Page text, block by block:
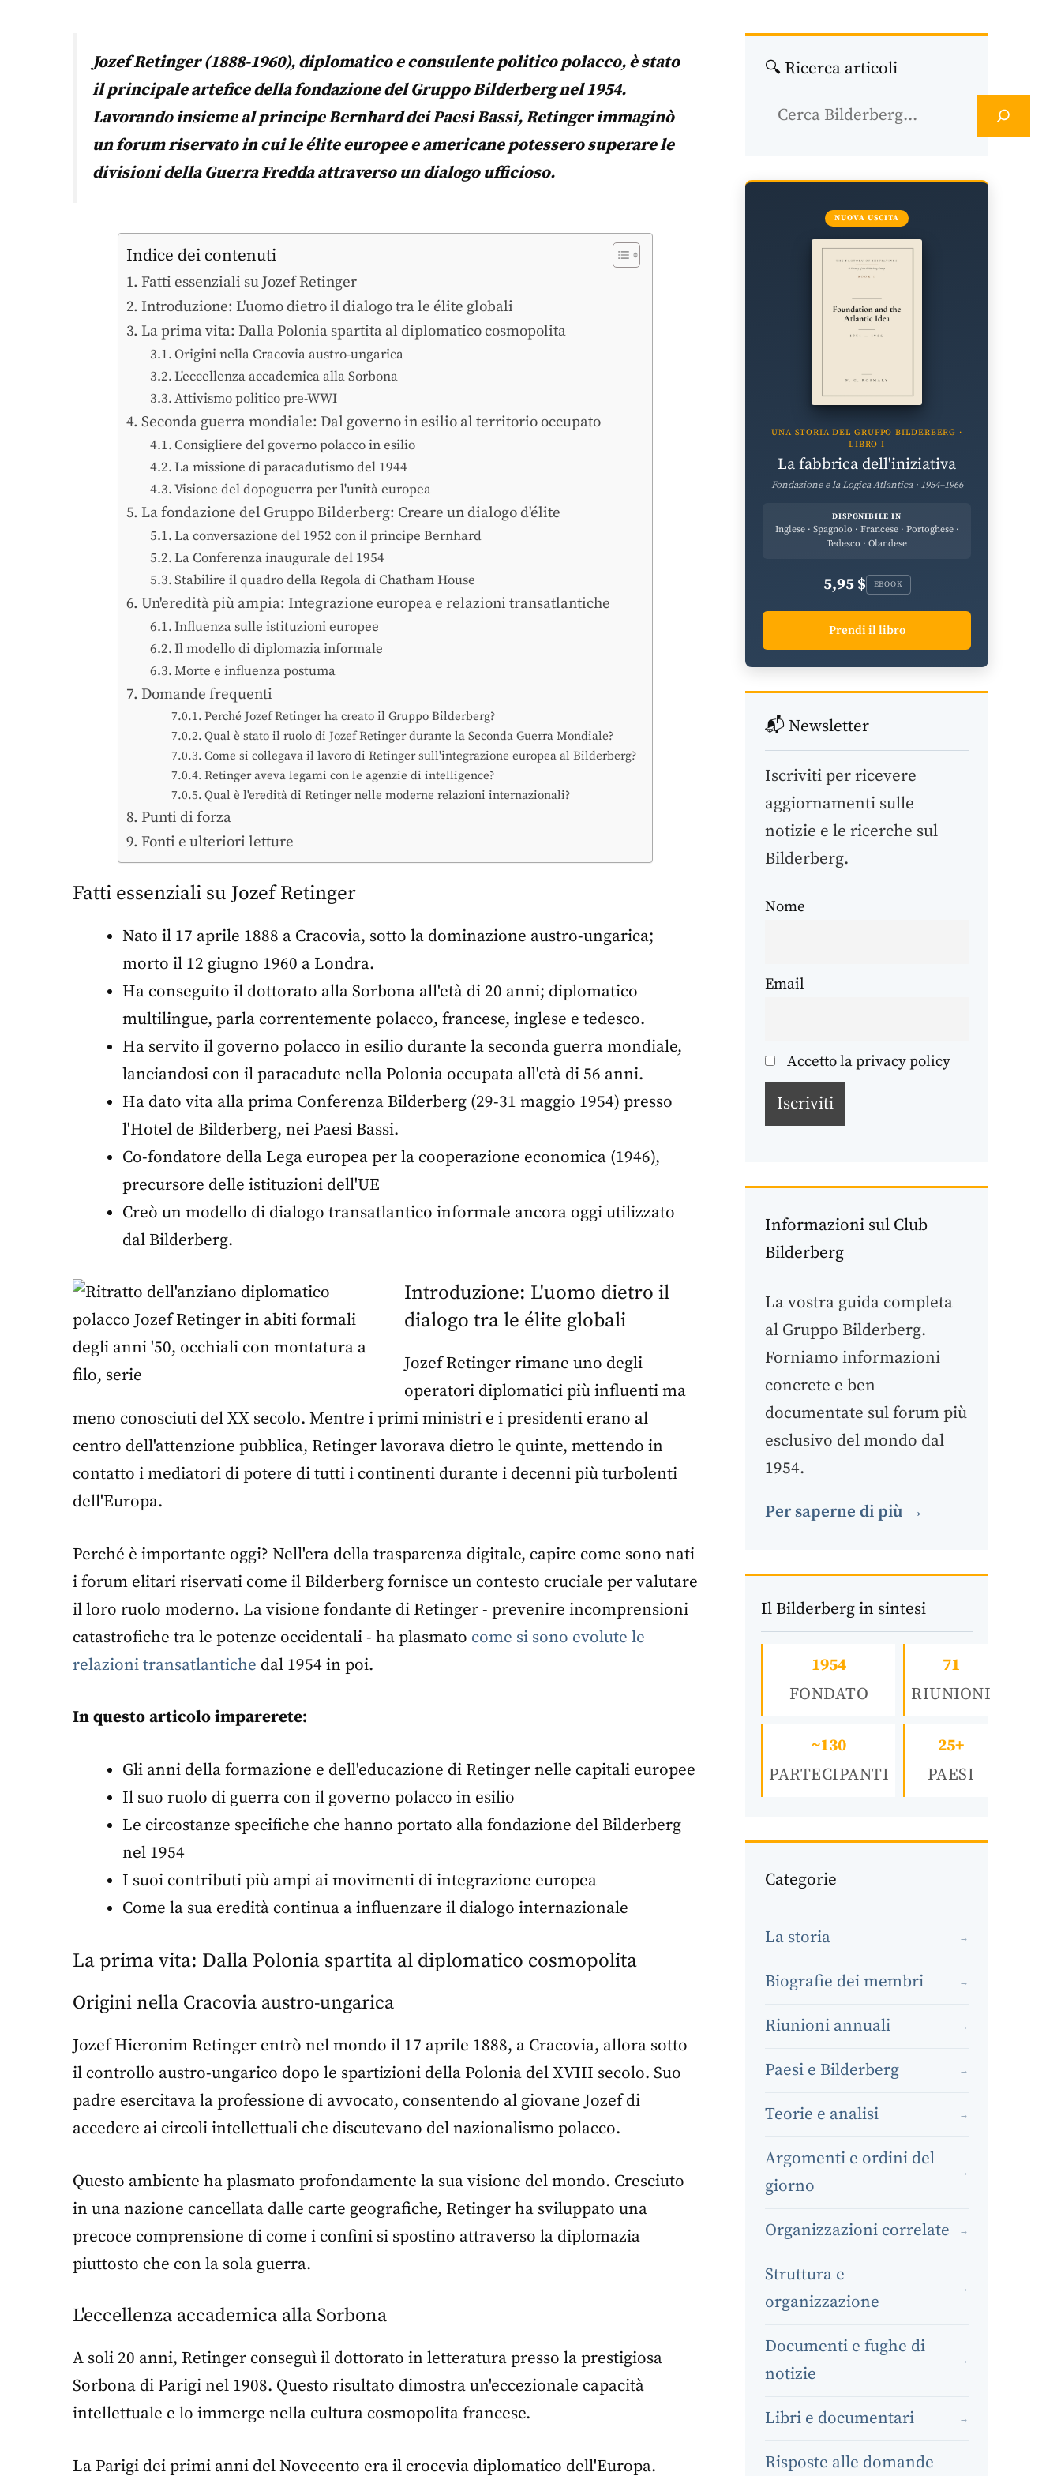
Jozef Retinger (1888-1960), diplomatico e consulente politico polacco, è stato
il principale artefice della fondazione del Gruppo Bilderberg nel 1954.
Lavorando insieme al principe Bernhard dei Paesi Bassi, Retinger immaginò
un forum riservato in cui le élite europee e americane potessero superare le
divisioni della Guerra Fredda attraverso un dialogo ufficioso.
Indice dei contenuti
Fatti essenziali su Jozef Retinger
Introduzione: L'uomo dietro il dialogo tra le élite globali
La prima vita: Dalla Polonia spartita al diplomatico cosmopolita
Origini nella Cracovia austro-ungarica
L'eccellenza accademica alla Sorbona
Attivismo politico pre-WWI
Seconda guerra mondiale: Dal governo in esilio al territorio occupato
Consigliere del governo polacco in esilio
La missione di paracadutismo del 1944
Visione del dopoguerra per l'unità europea
La fondazione del Gruppo Bilderberg: Creare un dialogo d'élite
La conversazione del 1952 con il principe Bernhard
La Conferenza inaugurale del 1954
Stabilire il quadro della Regola di Chatham House
Un'eredità più ampia: Integrazione europea e relazioni transatlantiche
Influenza sulle istituzioni europee
Il modello di diplomazia informale
Morte e influenza postuma
Domande frequenti
Perché Jozef Retinger ha creato il Gruppo Bilderberg?
Qual è stato il ruolo di Jozef Retinger durante la Seconda Guerra Mondiale?
Come si collegava il lavoro di Retinger sull'integrazione europea al Bilderberg?
Retinger aveva legami con le agenzie di intelligence?
Qual è l'eredità di Retinger nelle moderne relazioni internazionali?
Punti di forza
Fonti e ulteriori letture
Fatti essenziali su Jozef Retinger
Nato il 17 aprile 1888 a Cracovia, sotto la dominazione austro-ungarica;
morto il 12 giugno 1960 a Londra.
Ha conseguito il dottorato alla Sorbona all'età di 20 anni; diplomatico
multilingue, parla correntemente polacco, francese, inglese e tedesco.
Ha servito il governo polacco in esilio durante la seconda guerra mondiale,
lanciandosi con il paracadute nella Polonia occupata all'età di 56 anni.
Ha dato vita alla prima Conferenza Bilderberg (29-31 maggio 1954) presso
l'Hotel de Bilderberg, nei Paesi Bassi.
Co-fondatore della Lega europea per la cooperazione economica (1946),
precursore delle istituzioni dell'UE
Creò un modello di dialogo transatlantico informale ancora oggi utilizzato
dal Bilderberg.
Introduzione: L'uomo dietro il
dialogo tra le élite globali
Jozef Retinger rimane uno degli
operatori diplomatici più influenti ma
meno conosciuti del XX secolo. Mentre i primi ministri e i presidenti erano al
centro dell'attenzione pubblica, Retinger lavorava dietro le quinte, mettendo in
contatto i mediatori di potere di tutti i continenti durante i decenni più turbolenti
dell'Europa.
Perché è importante oggi? Nell'era della trasparenza digitale, capire come sono nati
i forum elitari riservati come il Bilderberg fornisce un contesto cruciale per valutare
il loro ruolo moderno. La visione fondante di Retinger - prevenire incomprensioni
catastrofiche tra le potenze occidentali - ha plasmato come si sono evolute le
relazioni transatlantiche dal 1954 in poi.
In questo articolo imparerete:
Gli anni della formazione e dell'educazione di Retinger nelle capitali europee
Il suo ruolo di guerra con il governo polacco in esilio
Le circostanze specifiche che hanno portato alla fondazione del Bilderberg
nel 1954
I suoi contributi più ampi ai movimenti di integrazione europea
Come la sua eredità continua a influenzare il dialogo internazionale
La prima vita: Dalla Polonia spartita al diplomatico cosmopolita
Origini nella Cracovia austro-ungarica
Jozef Hieronim Retinger entrò nel mondo il 17 aprile 1888, a Cracovia, allora sotto
il controllo austro-ungarico dopo le spartizioni della Polonia del XVIII secolo. Suo
padre esercitava la professione di avvocato, consentendo al giovane Jozef di
accedere ai circoli intellettuali che discutevano del nazionalismo polacco.
Questo ambiente ha plasmato profondamente la sua visione del mondo. Cresciuto
in una nazione cancellata dalle carte geografiche, Retinger ha sviluppato una
precoce comprensione di come i confini si spostino attraverso la diplomazia
piuttosto che con la sola guerra.
L'eccellenza accademica alla Sorbona
A soli 20 anni, Retinger conseguì il dottorato in letteratura presso la prestigiosa
Sorbona di Parigi nel 1908. Questo risultato dimostra un'eccezionale capacità
intellettuale e lo immerge nella cultura cosmopolita francese.
La Parigi dei primi anni del Novecento era il crocevia diplomatico dell'Europa.
🔍 Ricerca articoli
Ricerca
NUOVA USCITA
UNA STORIA DEL GRUPPO BILDERBERG ·
LIBRO I
La fabbrica dell'iniziativa
Fondazione e la Logica Atlantica · 1954–1966
DISPONIBILE IN
Inglese · Spagnolo · Francese · Portoghese ·
Tedesco · Olandese
5,95 $ EBOOK
Prendi il libro
📬 Newsletter
Iscriviti per ricevere
aggiornamenti sulle
notizie e le ricerche sul
Bilderberg.
Nome
Email
Accetto la privacy policy
Informazioni sul Club
Bilderberg
La vostra guida completa
al Gruppo Bilderberg.
Forniamo informazioni
concrete e ben
documentate sul forum più
esclusivo del mondo dal
1954.
Per saperne di più →
Il Bilderberg in sintesi
1954
FONDATO
71
RIUNIONI
~130
PARTECIPANTI
25+
PAESI
Categorie
La storia →
Biografie dei membri →
Riunioni annuali →
Paesi e Bilderberg →
Teorie e analisi →
Argomenti e ordini del
giorno
→
Organizzazioni correlate →
Struttura e
organizzazione
→
Documenti e fughe di
notizie
→
Libri e documentari →
Risposte alle domande